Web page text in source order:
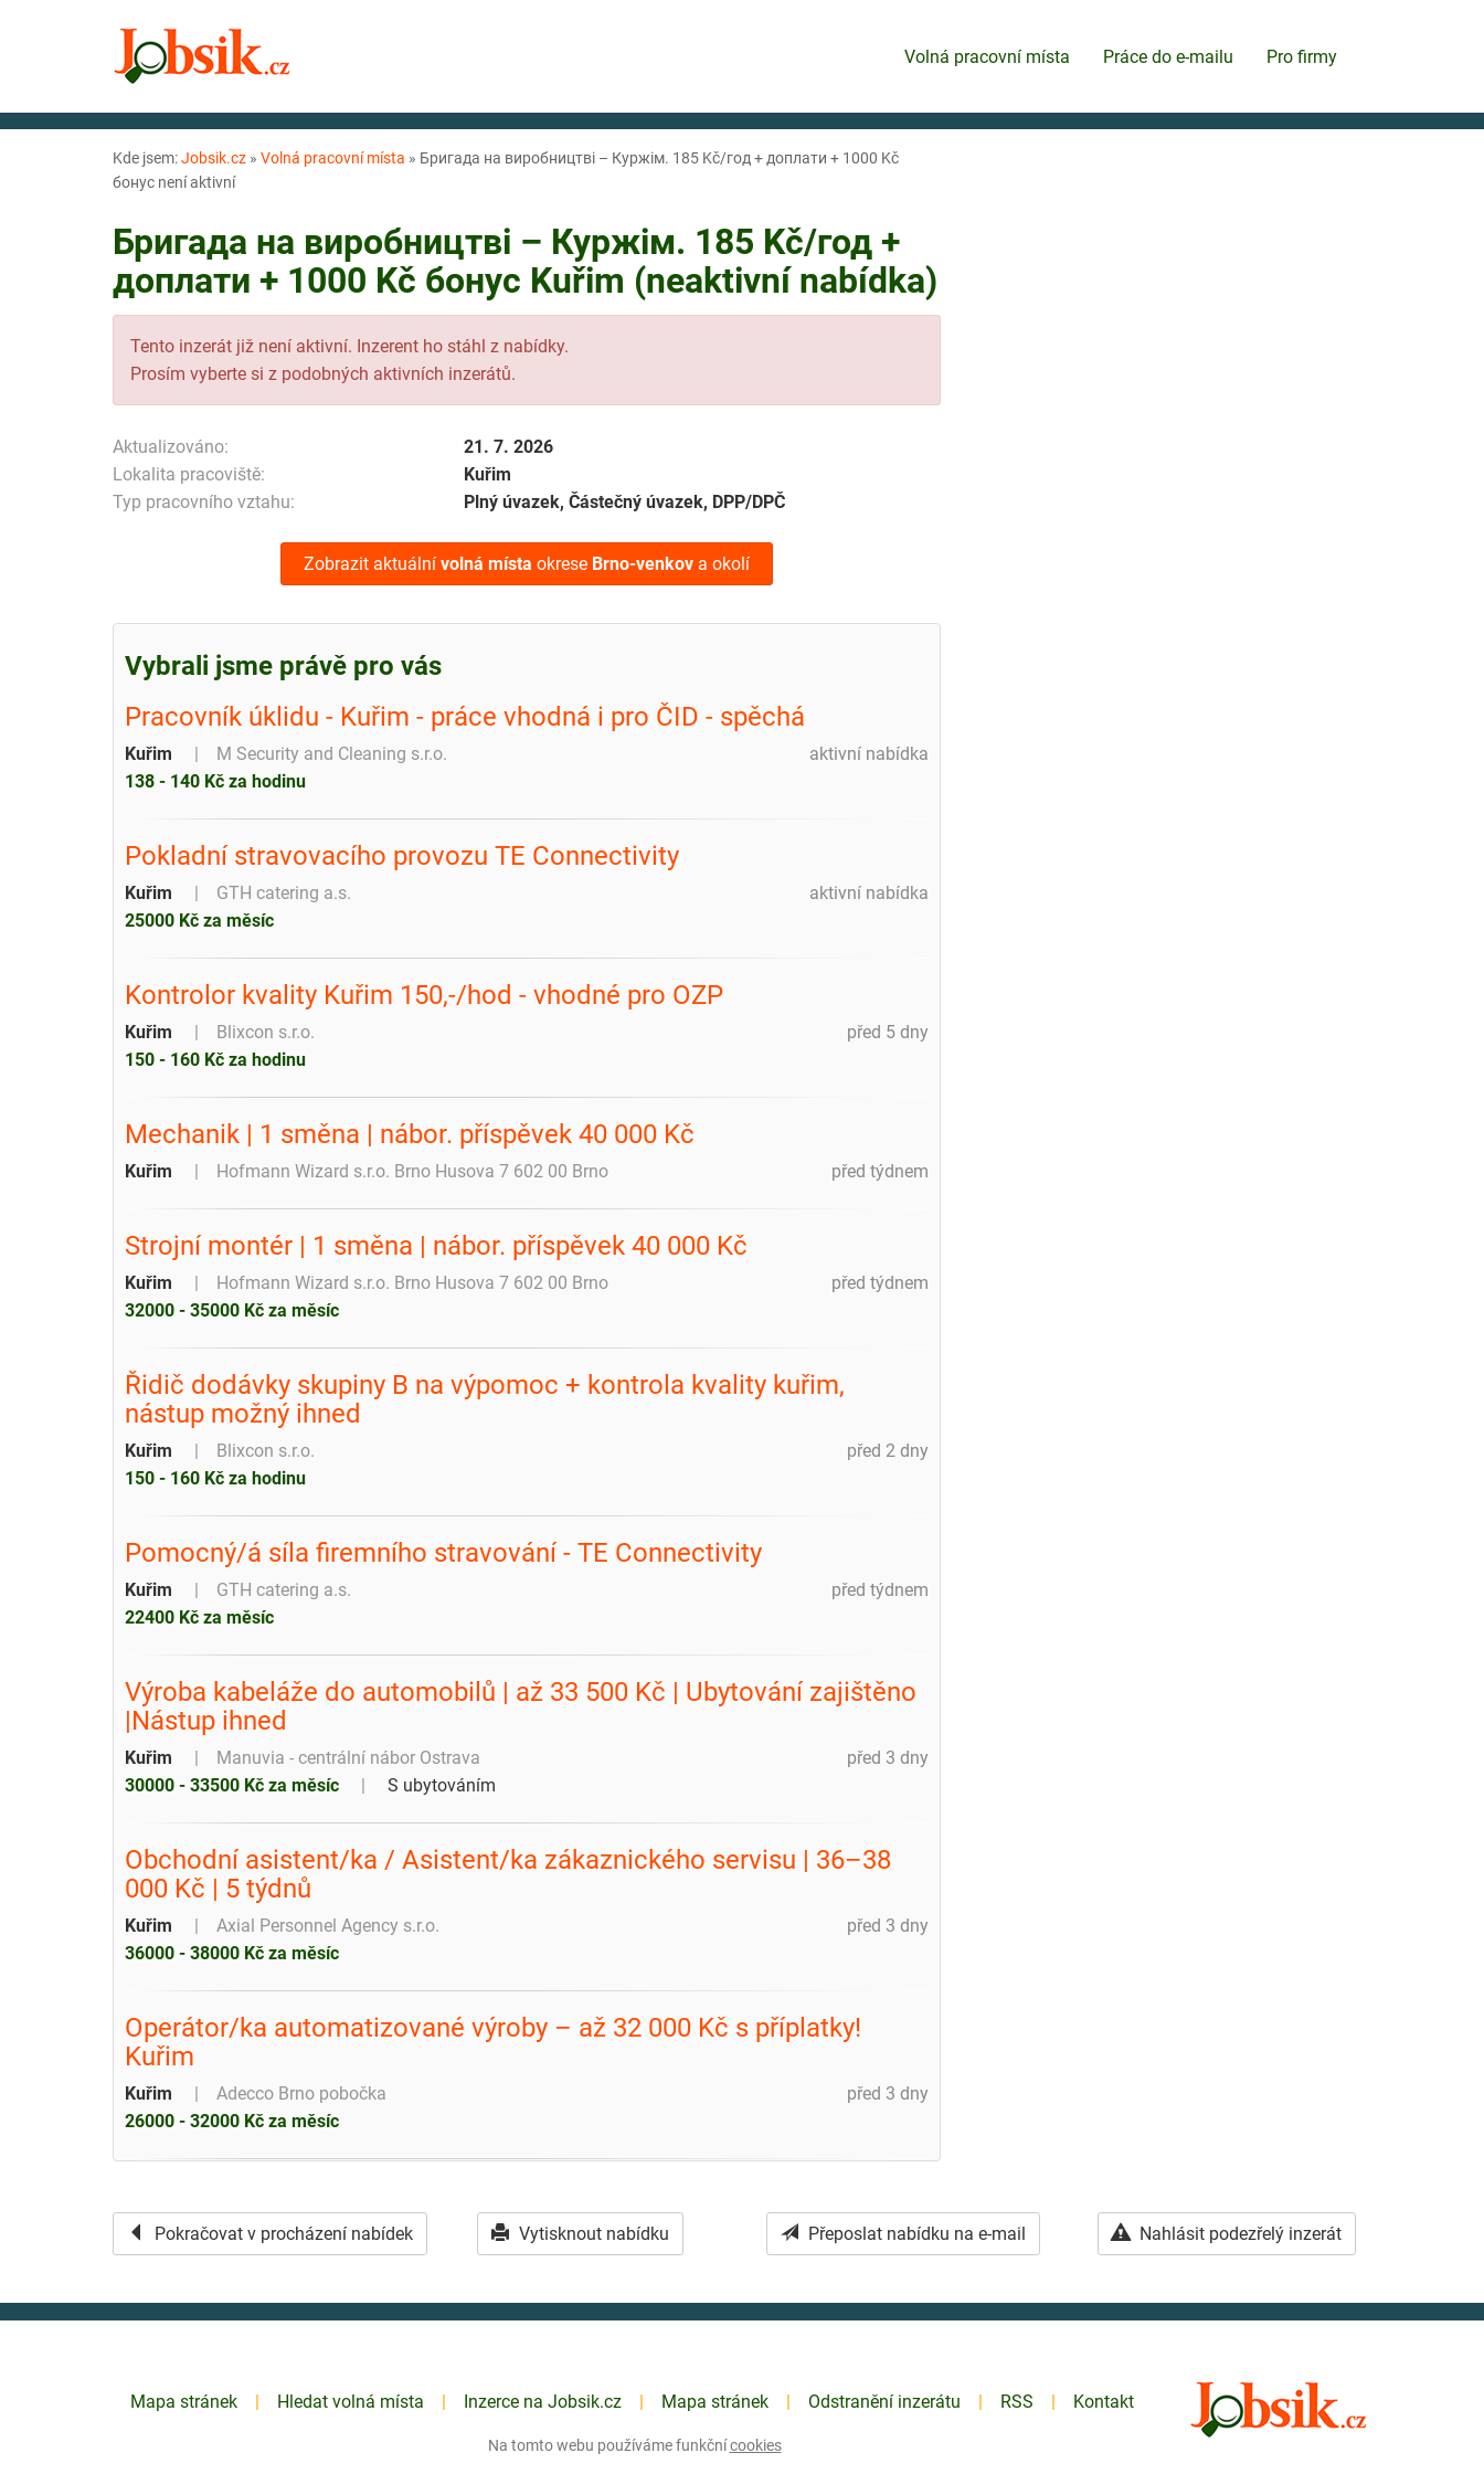
Volná pracovní místa Práce do e-mailu Pro firmy
Kde jsem:Jobsik.cz » Volná pracovní místa » Бригада на виробництві – Куржім. 185 Kč/год + доплати + 1000 Kč
бонус není aktivní
Бригада на виробництві – Куржім. 185 Kč/год +
доплати + 1000 Kč бонус Kuřim (neaktivní nabídka)
Tento inzerát již není aktivní. Inzerent ho stáhl z nabídky.
Prosím vyberte si z podobných aktivních inzerátů.
Aktualizováno:
21. 7. 2026
Lokalita pracoviště:
Kuřim
Typ pracovního vztahu:
Plný úvazek, Částečný úvazek, DPP/DPČ
Zobrazit aktuální volná místa okrese Brno-venkov a okolí
Vybrali jsme právě pro vás
Pracovník úklidu - Kuřim - práce vhodná i pro ČID - spěchá
aktivní nabídka
Kuřim
M Security and Cleaning s.r.o.
138 - 140 Kč za hodinu
Pokladní stravovacího provozu TE Connectivity
aktivní nabídka
Kuřim
GTH catering a.s.
25000 Kč za měsíc
Kontrolor kvality Kuřim 150,-/hod - vhodné pro OZP
před 5 dny
Kuřim
Blixcon s.r.o.
150 - 160 Kč za hodinu
Mechanik️ | 1 směna | nábor. příspěvek 40 000 Kč
před týdnem
Kuřim Hofmann Wizard s.r.o. Brno Husova 7 602 00 Brno
‍Strojní montér️ | 1 směna | nábor. příspěvek 40 000 Kč
před týdnem
Kuřim
Hofmann Wizard s.r.o. Brno Husova 7 602 00 Brno
32000 - 35000 Kč za měsíc
Řidič dodávky skupiny B na výpomoc + kontrola kvality kuřim,
nástup možný ihned
před 2 dny
Kuřim
Blixcon s.r.o.
150 - 160 Kč za hodinu
Pomocný/á síla firemního stravování - TE Connectivity
před týdnem
Kuřim
GTH catering a.s.
22400 Kč za měsíc
Výroba kabeláže do automobilů | až 33 500 Kč | Ubytování zajištěno
|Nástup ihned
před 3 dny
Kuřim
Manuvia - centrální nábor Ostrava
30000 - 33500 Kč za měsíc
S ubytováním
Obchodní asistent/ka / Asistent/ka zákaznického servisu | 36–38
000 Kč | 5 týdnů
před 3 dny
Kuřim
Axial Personnel Agency s.r.o.
36000 - 38000 Kč za měsíc
Operátor/ka automatizované výroby – až 32 000 Kč s příplatky!
Kuřim
před 3 dny
Kuřim
Adecco Brno pobočka
26000 - 32000 Kč za měsíc
Pokračovat v procházení nabídek Vytisknout nabídku Přeposlat nabídku na e-mail Nahlásit podezřelý inzerát
Mapa stránek Hledat volná místa Inzerce na Jobsik.cz Mapa stránek Odstranění inzerátu RSS Kontakt
Na tomto webu používáme funkčnícookies